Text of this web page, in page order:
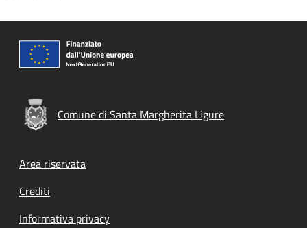
Comune di Santa Margherita Ligure
Footer menu
Area riservata
Crediti
Informativa privacy